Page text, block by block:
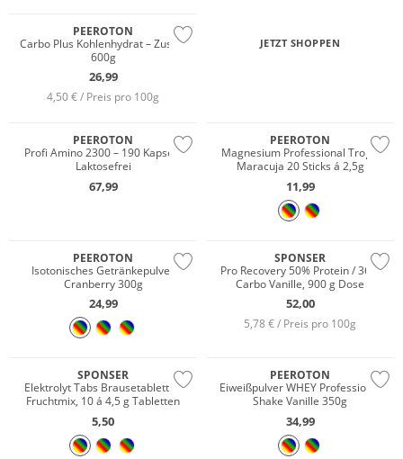
PEEROTON
Carbo Plus Kohlenhydrat – Zusatz
600g
26,99
4,50 € / Preis pro 100g
JETZT SHOPPEN
PEEROTON
Profi Amino 2300 – 190 Kapseln
Laktosefrei
67,99
PEEROTON
Magnesium Professional Tropic
Maracuja 20 Sticks á 2,5g
11,99
PEEROTON
Isotonisches Getränkepulver
Cranberry 300g
24,99
SPONSER
Pro Recovery 50% Protein / 36%
Carbo Vanille, 900 g Dose
52,00
5,78 € / Preis pro 100g
SPONSER
Elektrolyt Tabs Brausetabletten
Fruchtmix, 10 á 4,5 g Tabletten
5,50
PEEROTON
Eiweißpulver WHEY Professional
Shake Vanille 350g
34,99